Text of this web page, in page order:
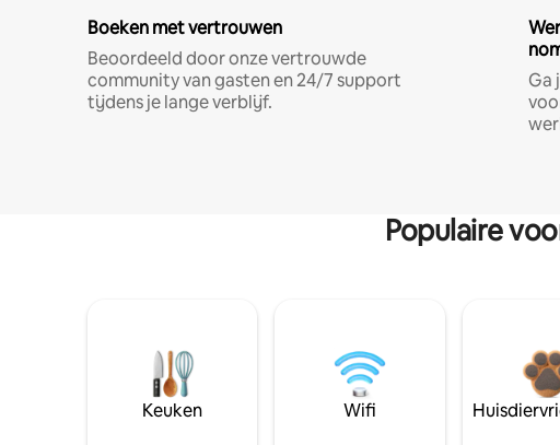
Boeken met vertrouwen
Beoordeeld door onze vertrouwde
community van gasten en 24/7 support
tijdens je lange verblijf.
Ga
Populaire
Keuken Wifi